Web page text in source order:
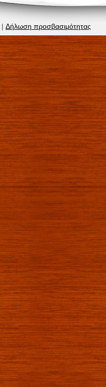
| Δήλωση προσβασιμότητας